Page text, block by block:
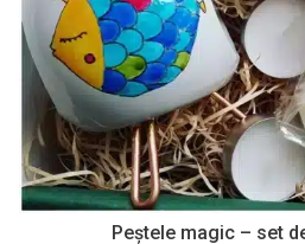
Peştele magic – set